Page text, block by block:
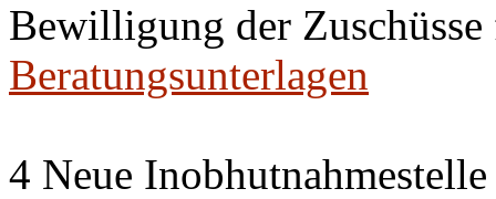
Bewilligung der
Beratungsunterlagen
4 Neue